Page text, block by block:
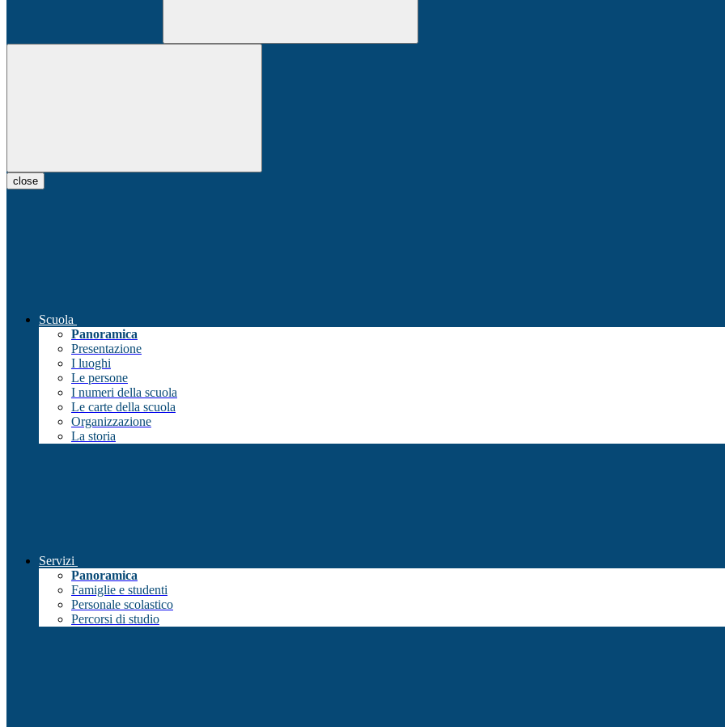
close
Scuola
Panoramica
Presentazione
I luoghi
Le persone
I numeri della scuola
Le carte della scuola
Organizzazione
La storia
Servizi
Panoramica
Famiglie e studenti
Personale scolastico
Percorsi di studio